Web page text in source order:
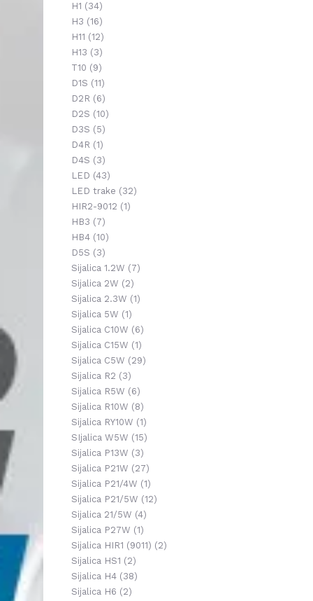
H1 (34)
H3 (16)
H11 (12)
H13 (3)
T10 (9)
D1S (11)
D2R (6)
D2S (10)
D3S (5)
D4R (1)
D4S (3)
LED (43)
LED trake (32)
HIR2-9012 (1)
HB3 (7)
HB4 (10)
D5S (3)
Sijalica 1.2W (7)
Sijalica 2W (2)
Sijalica 2.3W (1)
Sijalica 5W (1)
Sijalica C10W (6)
Sijalica C15W (1)
Sijalica C5W (29)
Sijalica R2 (3)
Sijalica R5W (6)
Sijalica R10W (8)
Sijalica RY10W (1)
SIjalica W5W (15)
Sijalica P13W (3)
Sijalica P21W (27)
Sijalica P21/4W (1)
Sijalica P21/5W (12)
Sijalica 21/5W (4)
Sijalica P27W (1)
Sijalica HIR1 (9011) (2)
Sijalica HS1 (2)
Sijalica H4 (38)
Sijalica H6 (2)